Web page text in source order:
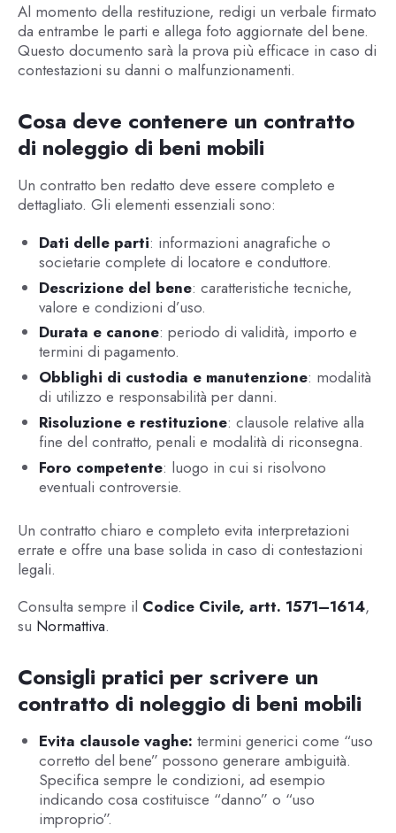
Al momento della restituzione, redigi un verbale firmato
da entrambe le parti e allega foto aggiornate del bene.
Questo documento sarà la prova più efficace in caso di
contestazioni su danni o malfunzionamenti.
Cosa deve contenere un contratto
di noleggio di beni mobili
Un contratto ben redatto deve essere completo e
dettagliato. Gli elementi essenziali sono:
Dati delle parti: informazioni anagrafiche o
societarie complete di locatore e conduttore.
Descrizione del bene: caratteristiche tecniche,
valore e condizioni d’uso.
Durata e canone: periodo di validità, importo e
termini di pagamento.
Obblighi di custodia e manutenzione: modalità
di utilizzo e responsabilità per danni.
Risoluzione e restituzione: clausole relative alla
fine del contratto, penali e modalità di riconsegna.
Foro competente: luogo in cui si risolvono
eventuali controversie.
Un contratto chiaro e completo evita interpretazioni
errate e offre una base solida in caso di contestazioni
legali.
Consulta sempre il Codice Civile, artt. 1571–1614,
su Normattiva.
Consigli pratici per scrivere un
contratto di noleggio di beni mobili
Evita clausole vaghe: termini generici come “uso
corretto del bene” possono generare ambiguità.
Specifica sempre le condizioni, ad esempio
indicando cosa costituisce “danno” o “uso
improprio”.